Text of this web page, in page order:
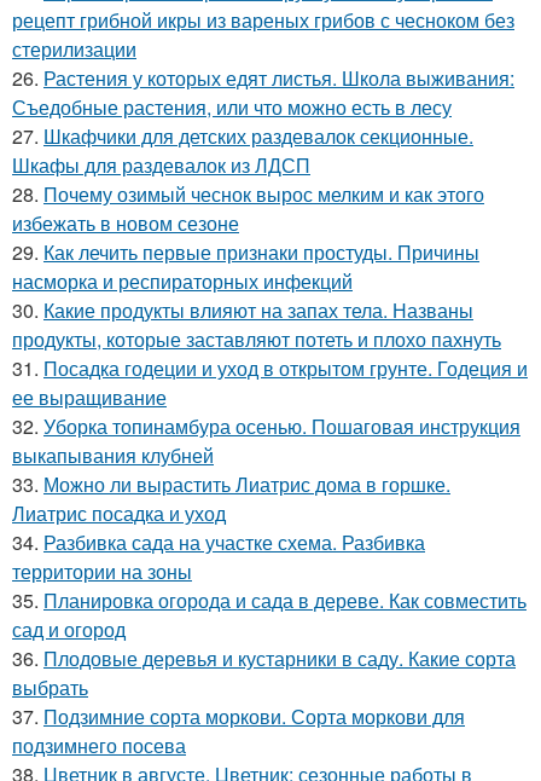
рецепт грибной икры из вареных грибов с чесноком без
стерилизации
26. Растения у которых едят листья. Школа выживания:
Съедобные растения, или что можно есть в лесу
27. Шкафчики для детских раздевалок секционные.
Шкафы для раздевалок из ЛДСП
28. Почему озимый чеснок вырос мелким и как этого
избежать в новом сезоне
29. Как лечить первые признаки простуды. Причины
насморка и респираторных инфекций
30. Какие продукты влияют на запах тела. Названы
продукты, которые заставляют потеть и плохо пахнуть
31. Посадка годеции и уход в открытом грунте. Годеция и
ее выращивание
32. Уборка топинамбура осенью. Пошаговая инструкция
выкапывания клубней
33. Можно ли вырастить Лиатрис дома в горшке.
Лиатрис посадка и уход
34. Разбивка сада на участке схема. Разбивка
территории на зоны
35. Планировка огорода и сада в дереве. Как совместить
сад и огород
36. Плодовые деревья и кустарники в саду. Какие сорта
выбрать
37. Подзимние сорта моркови. Сорта моркови для
подзимнего посева
38. Цветник в августе. Цветник: сезонные работы в